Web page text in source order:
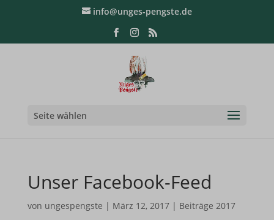
info@unges-pengste.de
Seite wählen
Unser Facebook-Feed
von ungespengste | März 12, 2017| Beiträge 2017